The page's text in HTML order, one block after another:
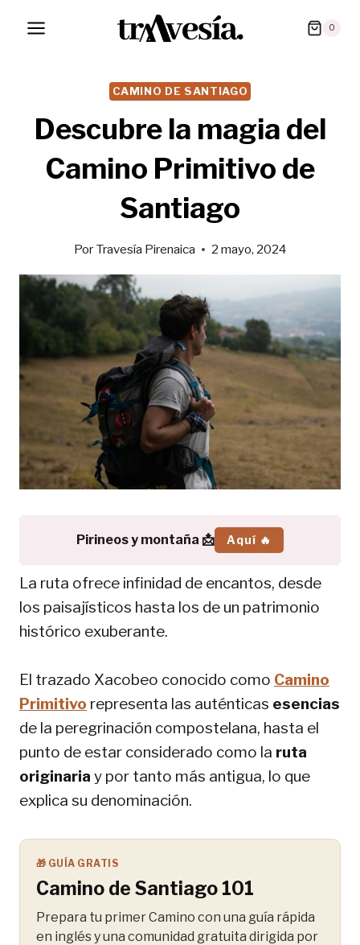
0
CAMINO DE SANTIAGO
Descubre la magia del
Camino Primitivo de
Santiago
Por Travesía Pirenaica 2 mayo, 2024
Pirineos y montaña 📩 Aquí 🔥
La ruta ofrece infinidad de encantos, desde
los paisajísticos hasta los de un patrimonio
histórico exuberante.
El trazado Xacobeo conocido como Camino
Primitivo representa las auténticas esencias
de la peregrinación compostelana, hasta el
punto de estar considerado como la ruta
originaria y por tanto más antigua, lo que
explica su denominación.
🎁 GUÍA GRATIS
Camino de Santiago 101
Prepara tu primer Camino con una guía rápida
en inglés y una comunidad gratuita dirigida por